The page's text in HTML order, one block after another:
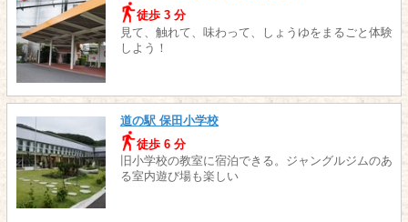
徒歩 3 分
見て、触れて、味わって、しょうゆをまるごと体験
しよう！
道の駅 保田小学校
徒歩 6 分
旧小学校の教室に宿泊できる。ジャングルジムのあ
る室内遊び場も楽しい